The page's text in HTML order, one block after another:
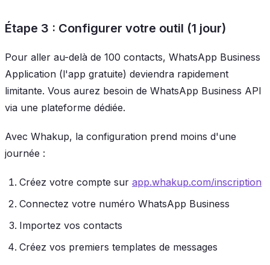
Étape 3 : Configurer votre outil (1 jour)
Pour aller au-delà de 100 contacts, WhatsApp Business
Application (l'app gratuite) deviendra rapidement
limitante. Vous aurez besoin de WhatsApp Business API
via une plateforme dédiée.
Avec Whakup, la configuration prend moins d'une
journée :
Créez votre compte sur app.whakup.com/inscription
Connectez votre numéro WhatsApp Business
Importez vos contacts
Créez vos premiers templates de messages